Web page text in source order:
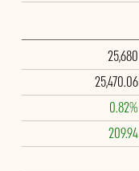
25,680
25,470.06
0.82%
209.94